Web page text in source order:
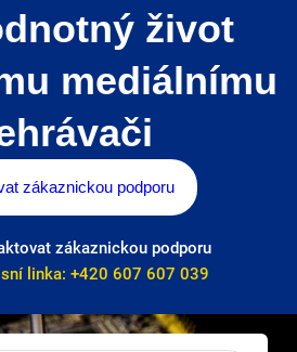
život
mediálnímu
zákaznickou podporu
zákaznickou podporu
linka:+420 607 607 039